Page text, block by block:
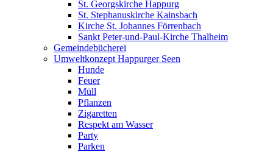
St. Georgskirche Happurg
St. Stephanuskirche Kainsbach
Kirche St. Johannes Förrenbach
Sankt Peter-und-Paul-Kirche Thalheim
Gemeindebücherei
Umweltkonzept Happurger Seen
Hunde
Feuer
Müll
Pflanzen
Zigaretten
Respekt am Wasser
Party
Parken